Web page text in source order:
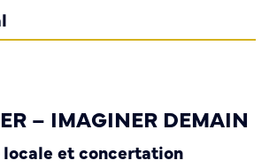
fruit
– IMAGINER DEMAIN
et concertation